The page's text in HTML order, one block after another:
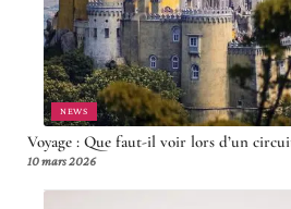
NEWS
Voyage : Que faut-il voir lors d’un
10 mars 2026